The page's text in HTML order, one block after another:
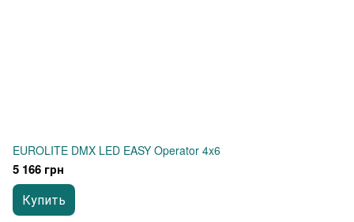
EUROLITE DMX LED EASY Operator 4x6
5 166 грн
Купить